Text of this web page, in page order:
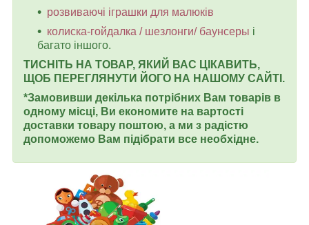
розвиваючі іграшки для малюків
колиска-гойдалка / шезлонги/ баунсеры і
багато іншого.
ТИСНІТЬ НА ТОВАР, ЯКИЙ ВАС ЦІКАВИТЬ,
ЩОБ ПЕРЕГЛЯНУТИ ЙОГО НА НАШОМУ САЙТІ.
*Замовивши декілька потрібних Вам товарів в
одному місці, Ви економите на вартості
доставки товару поштою, а ми з радістю
допоможемо Вам підібрати все необхідне.